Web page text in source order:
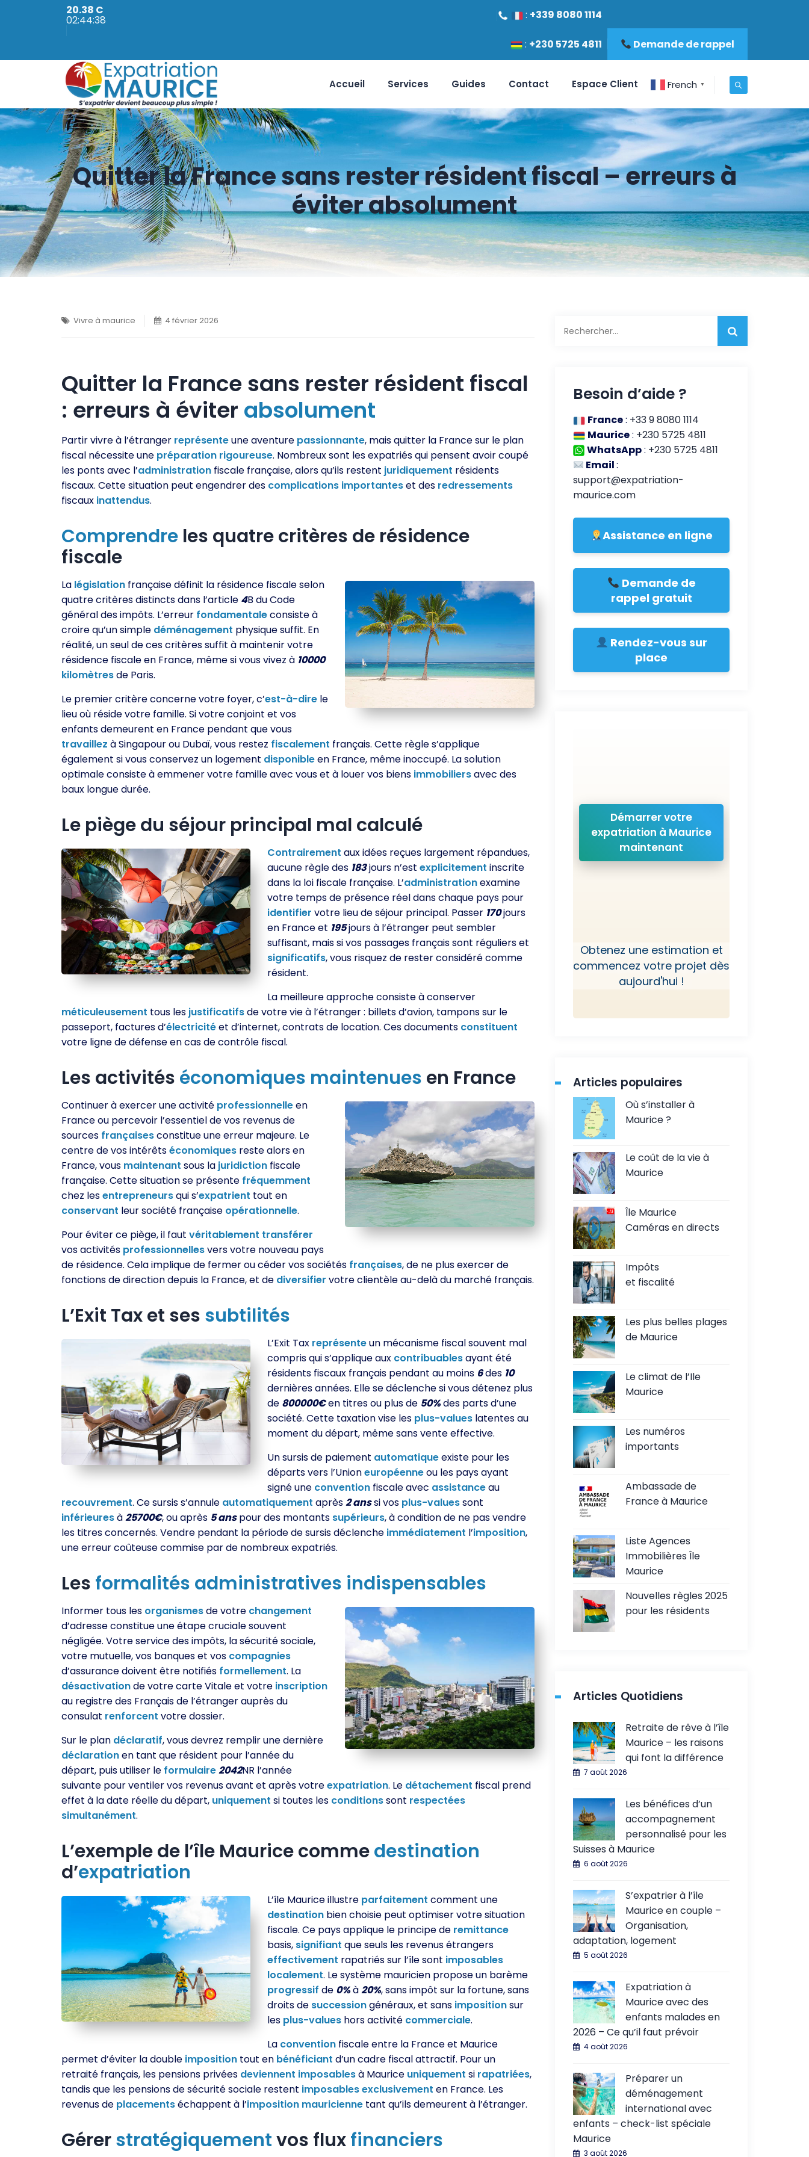
20.38 C
02:44:40 : +339 8080 1114
: +230 5725 4811 Demande de rappel
Accueil Services Guides Contact Espace Client French ▼
Quitter la France sans rester résident fiscal – erreurs à
éviter absolument
Vivre à maurice 4 février 2026
Quitter la France sans rester résident fiscal
: erreurs à éviter absolument
Partir vivre à l’étranger représenteune aventure passionnante, mais quitter la France sur le plan
fiscal nécessite une préparation rigoureuse. Nombreux sont les expatriés qui pensent avoir coupé
les ponts avec l’administration fiscale française, alors qu’ils restent juridiquement résidents
fiscaux. Cette situation peut engendrer des complications importanteset des redressements
fiscaux inattendus.
Comprendre les quatre critères de résidence
fiscale
La législation française définit la résidence fiscale selon
quatre critères distincts dans l’article 4B du Code
général des impôts. L’erreur fondamentaleconsiste à
croire qu’un simple déménagement physique suffit. En
réalité, un seul de ces critères suffit à maintenir votre
résidence fiscale en France, même si vous vivez à 10000
kilomètresde Paris.
Le premier critère concerne votre foyer, c’est-à-dire le
lieu où réside votre famille. Si votre conjoint et vos
enfants demeurent en France pendant que vous
travaillez à Singapour ou Dubaï, vous restez fiscalement français. Cette règle s’applique
également si vous conservez un logement disponibleen France, même inoccupé. La solution
optimale consiste à emmener votre famille avec vous et à louer vos biens immobiliersavec des
baux longue durée.
Le piège du séjour principal mal calculé
Contrairement aux idées reçues largement répandues,
aucune règle des 183jours n’estexplicitement inscrite
dans la loi fiscale française. L’administrationexamine
votre temps de présence réel dans chaque pays pour
identifier votre lieu de séjour principal. Passer 170jours
en France et 195jours à l’étranger peut sembler
suffisant, mais si vos passages français sont réguliers et
significatifs, vous risquez de rester considéré comme
résident.
La meilleure approche consiste à conserver
méticuleusement tous les justificatifsde votre vie à l’étranger : billets d’avion, tampons sur le
passeport, factures d’électricitéet d’internet, contrats de location. Ces documents constituent
votre ligne de défense en cas de contrôle fiscal.
Les activités économiques maintenues en France
Continuer à exercer une activité professionnelleen
France ou percevoir l’essentiel de vos revenus de
sources françaisesconstitue une erreur majeure. Le
centre de vos intérêtséconomiques reste alors en
France, vous maintenant sous la juridiction fiscale
française. Cette situation se présente fréquemment
chez lesentrepreneursqui s’expatrient tout en
conservant leur société française opérationnelle.
Pour éviter ce piège, il faut véritablement transférer
vos activités professionnellesvers votre nouveau pays
de résidence. Cela implique de fermer ou céder vos sociétés françaises, de ne plus exercer de
fonctions de direction depuis la France, et de diversifier votre clientèle au-delà du marché français.
L’Exit Tax et ses subtilités
L’Exit Tax représenteun mécanisme fiscal souvent mal
compris qui s’applique aux contribuablesayant été
résidents fiscaux français pendant au moins 6des 10
dernières années. Elle se déclenche si vous détenez plus
de 800000€en titres ou plus de 50%des parts d’une
société. Cette taxation vise les plus-values latentes au
moment du départ, même sans vente effective.
Un sursis de paiement automatiqueexiste pour les
départs vers l’Unioneuropéenneou les pays ayant
signé une convention fiscale avec assistanceau
recouvrement. Ce sursis s’annule automatiquement après2 anssi vos plus-valuessont
inférieuresà25700€, ou après 5 anspour des montants supérieurs, à condition de ne pas vendre
les titres concernés. Vendre pendant la période de sursis déclenche immédiatement l’imposition,
une erreur coûteuse commise par de nombreux expatriés.
Les formalités administratives indispensables
Informer tous les organismesde votre changement
d’adresse constitue une étape cruciale souvent
négligée. Votre service des impôts, la sécurité sociale,
votre mutuelle, vos banques et vos compagnies
d’assurance doivent être notifiés formellement. La
désactivationde votre carte Vitale et votre inscription
au registre des Français de l’étranger auprès du
consulat renforcent votre dossier.
Sur le plan déclaratif, vous devrez remplir une dernière
déclarationen tant que résident pour l’année du
départ, puis utiliser le formulaire2042NR l’année
suivante pour ventiler vos revenus avant et après votreexpatriation. Le détachement fiscal prend
effet à la date réelle du départ, uniquement si toutes les conditionssont respectées
simultanément.
L’exemple de l’île Maurice commedestination
d’expatriation
L’île Maurice illustre parfaitement comment une
destination bien choisie peut optimiser votre situation
fiscale. Ce pays applique le principe de remittance
basis, signifiant que seuls les revenus étrangers
effectivement rapatriés sur l’île sont imposables
localement. Le système mauricien propose un barème
progressif de 0%à20%, sans impôt sur la fortune, sans
droits de successiongénéraux, et sans impositionsur
les plus-values hors activité commerciale.
La convention fiscale entre la France et Maurice
permet d’éviter la double imposition tout en bénéficiant d’un cadre fiscal attractif. Pour un
retraité français, les pensions privées deviennent imposablesà Maurice uniquement si rapatriées,
tandis que les pensions de sécurité sociale restent imposablesexclusivement en France. Les
revenus de placementséchappent à l’imposition mauricienne tant qu’ils demeurent à l’étranger.
Gérerstratégiquementvos fluxfinanciers
Besoin d’aide ?
France: +33 9 8080 1114
Maurice: +230 5725 4811
WhatsApp: +230 5725 4811
Email:
support@expatriation-
maurice.com
Assistance en ligne
Demande de
rappel gratuit
Rendez-vous sur
place
Démarrer votre
expatriation à Maurice
maintenant
Obtenez une estimation et
commencez votre projet dès
aujourd'hui !
Articles populaires
Où s’installer à
Maurice ?
Le coût de la vie à
Maurice
Île Maurice
Caméras en directs
Impôts
et fiscalité
Les plus belles plages
de Maurice
Le climat de l’Ile
Maurice
Les numéros
importants
Ambassade de
France à Maurice
Liste Agences
Immobilières Île
Maurice
Nouvelles règles 2025
pour les résidents
Articles Quotidiens
Retraite de rêve à l’île
Maurice – les raisons
qui font la différence
7 août 2026
Les bénéfices d’un
accompagnement
personnalisé pour les
Suisses à Maurice
6 août 2026
S’expatrier à l’île
Maurice en couple –
Organisation,
adaptation, logement
5 août 2026
Expatriation à
Maurice avec des
enfants malades en
2026 – Ce qu’il faut prévoir
4 août 2026
Préparer un
déménagement
international avec
enfants – check-list spéciale
Maurice
3 août 2026